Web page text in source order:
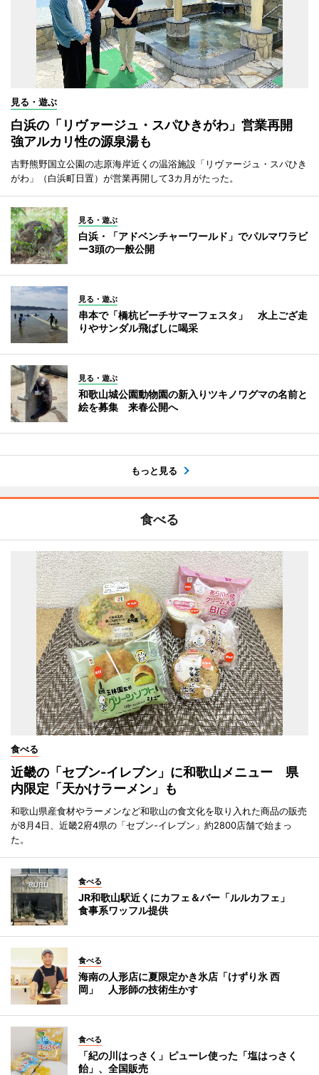
見る・遊ぶ
白浜の「リヴァージュ・スパひきがわ」営業再開
強アルカリ性の源泉湯も
吉野熊野国立公園の志原海岸近くの温浴施設「リヴァージュ・スパひき
がわ」（白浜町日置）が営業再開して3カ月がたった。
見る・遊ぶ
白浜・「アドベンチャーワールド」でパルマワラビ
ー3頭の一般公開
見る・遊ぶ
串本で「橋杭ビーチサマーフェスタ」 水上ござ走
りやサンダル飛ばしに喝采
見る・遊ぶ
和歌山城公園動物園の新入りツキノワグマの名前と
絵を募集 来春公開へ
もっと見る
食べる
食べる
近畿の「セブン-イレブン」に和歌山メニュー 県
内限定「天かけラーメン」も
和歌山県産食材やラーメンなど和歌山の食文化を取り入れた商品の販売
が8月4日、近畿2府4県の「セブン-イレブン」約2800店舗で始まっ
た。
食べる
JR和歌山駅近くにカフェ＆バー「ルルカフェ」
食事系ワッフル提供
食べる
海南の人形店に夏限定かき氷店「けずり氷 西
岡」 人形師の技術生かす
食べる
「紀の川はっさく」ピューレ使った「塩はっさく
飴」、全国販売